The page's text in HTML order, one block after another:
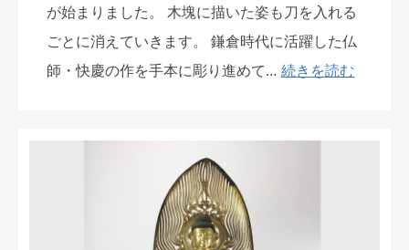
が始まりました。 木塊に描いた姿も刀を入れる
ごとに消えていきます。 鎌倉時代に活躍した仏
師・快慶の作を手本に彫り進めて…続きを読む